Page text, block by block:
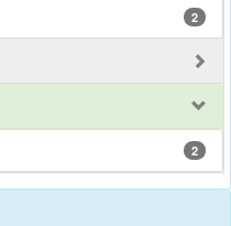
2
2